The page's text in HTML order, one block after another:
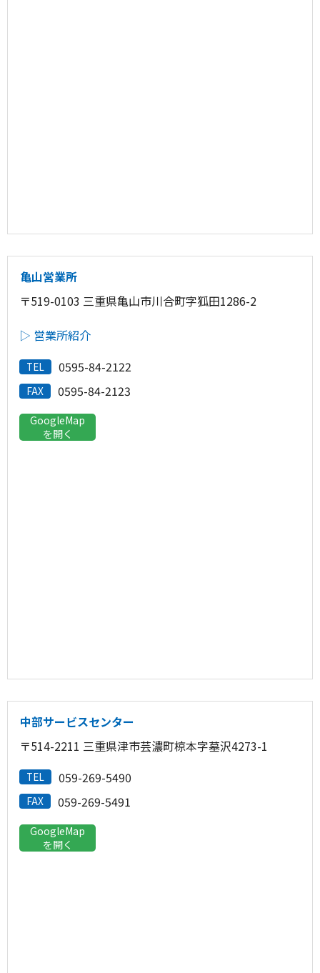
亀山営業所
〒519-0103 三重県亀山市川合町字狐田1286-2
▷ 営業所紹介
TEL 0595-84-2122
FAX 0595-84-2123
GoogleMap
を開く
中部サービスセンター
〒514-2211 三重県津市芸濃町椋本字墓沢4273-1
TEL 059-269-5490
FAX 059-269-5491
GoogleMap
を開く